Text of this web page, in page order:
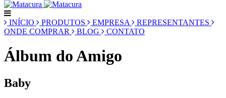
INÍCIO PRODUTOS EMPRESA
REPRESENTANTES
ONDE COMPRAR
BLOG CONTATO
Álbum do Amigo
Baby